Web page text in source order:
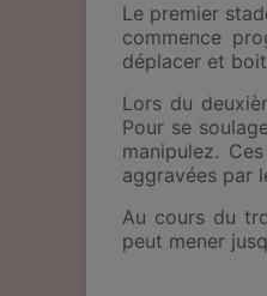
Le premier
commence
déplacer et
Lors du
Pour se
manipulez.
aggravées par
Au cours du
peut mener